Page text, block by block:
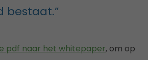
bestaat.”
pdf naar het whitepaper, om op